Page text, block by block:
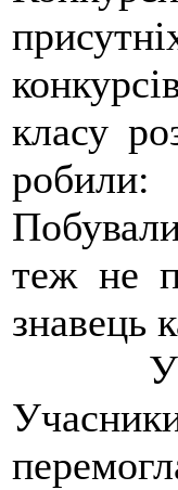
класу
теж не
знавець
У